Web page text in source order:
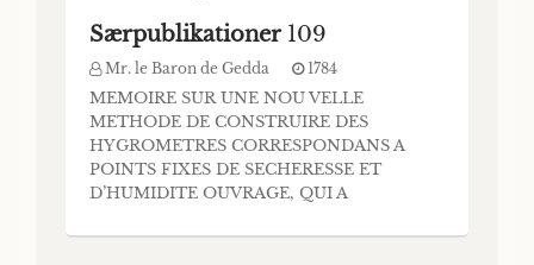
Særpublikationer 109
Mr. le Baron de Gedda 1784
MEMOIRE SUR UNE NOU VELLE
METHODE DE CONSTRUIRE DES
HYGROMETRES CORRESPONDANS A
POINTS FIXES DE SECHERESSE ET
D’HUMIDITE OUVRAGE, QUI A
SÖCIETE ROIALE DES SCIENCES DE